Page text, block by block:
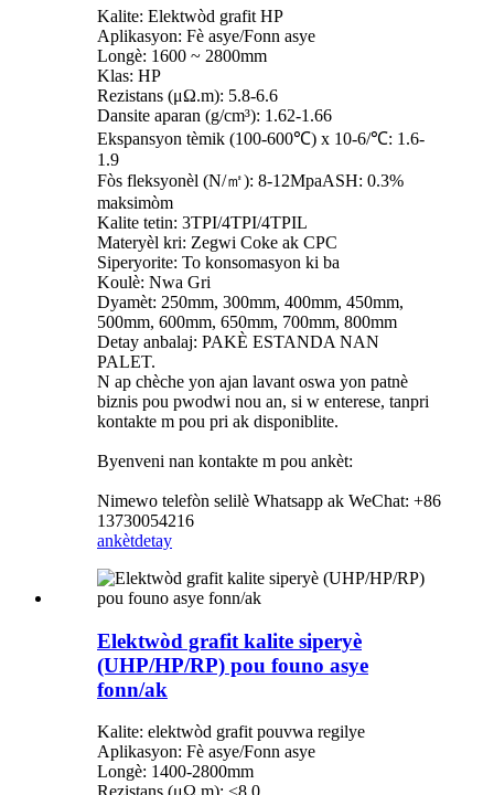
Kalite: Elektwòd grafit HP
Aplikasyon: Fè asye/Fonn asye
Longè: 1600 ~ 2800mm
Klas: HP
Rezistans (μΩ.m): 5.8-6.6
Dansite aparan (g/cm³): 1.62-1.66
Ekspansyon tèmik (100-600℃) x 10-6/℃: 1.6-
1.9
Fòs fleksyonèl (N/㎡): 8-12MpaASH: 0.3%
maksimòm
Kalite tetin: 3TPI/4TPI/4TPIL
Materyèl kri: Zegwi Coke ak CPC
Siperyorite: To konsomasyon ki ba
Koulè: Nwa Gri
Dyamèt: 250mm, 300mm, 400mm, 450mm,
500mm, 600mm, 650mm, 700mm, 800mm
Detay anbalaj: PAKÈ ESTANDA NAN
PALET.
N ap chèche yon ajan lavant oswa yon patnè
biznis pou pwodwi nou an, si w enterese, tanpri
kontakte m pou pri ak disponiblite.
Byenveni nan kontakte m pou ankèt:
Nimewo telefòn selilè Whatsapp ak WeChat: +86
13730054216
ankètdetay
Elektwòd grafit kalite siperyè
(UHP/HP/RP) pou founo asye
fonn/ak
Kalite: elektwòd grafit pouvwa regilye
Aplikasyon: Fè asye/Fonn asye
Longè: 1400-2800mm